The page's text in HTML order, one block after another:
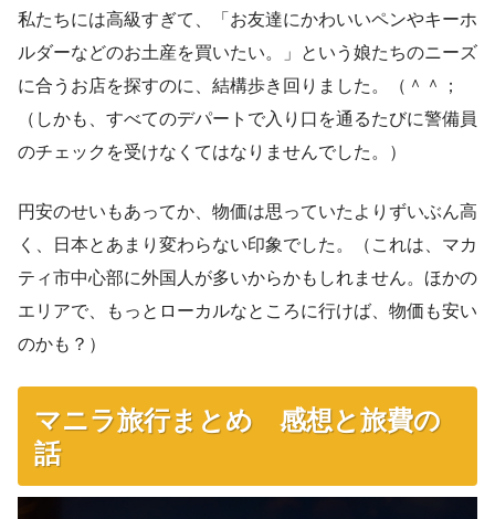
私たちには高級すぎて、「お友達にかわいいペンやキーホ
ルダーなどのお土産を買いたい。」という娘たちのニーズ
に合うお店を探すのに、結構歩き回りました。（＾＾；
（しかも、すべてのデパートで入り口を通るたびに警備員
のチェックを受けなくてはなりませんでした。）
円安のせいもあってか、物価は思っていたよりずいぶん高
く、日本とあまり変わらない印象でした。（これは、マカ
ティ市中心部に外国人が多いからかもしれません。ほかの
エリアで、もっとローカルなところに行けば、物価も安い
のかも？）
マニラ旅行まとめ 感想と旅費の
話